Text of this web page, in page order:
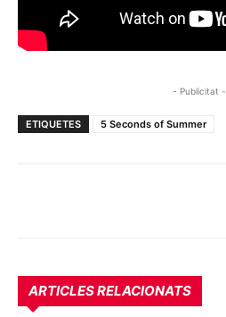
- Publicitat -
ETIQUETES 5 Seconds of Summer
ARTICLES RELACIONATS